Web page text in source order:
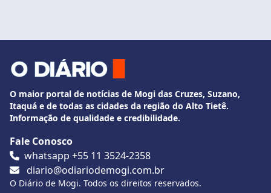
O maior portal de notícias de Mogi das Cruzes, Suzano,
Itaquá e de todas as cidades da região do Alto Tietê.
Informação de qualidade e credibilidade.
Fale Conosco
whatsapp +55 11 3524-2358
diario@odiariodemogi.com.br
O Diário de Mogi. Todos os direitos reservados.